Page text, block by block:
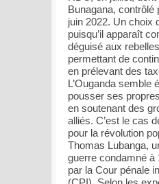
Bunagana, contrôlé
juin 2022. Un choix
puisqu’il apparaît
déguisé aux
permettant de
en prélevant des
L’Ouganda semble
pousser ses
en soutenant des
alliés. C’est le cas
pour la révolution
Thomas Lubanga,
guerre condamné à
par la Cour pénale